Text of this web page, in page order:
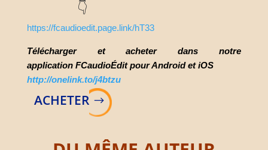
👇
https://fcaudioedit.page.link/hT33
Télécharger et acheter dans notre
application FCaudioÉdit pour Android et iOS
http://onelink.to/j4btzu
ACHETER